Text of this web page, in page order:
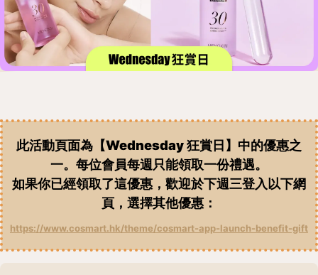
此活動頁面為【Wednesday 狂賞日】中的優惠之
一。每位會員每週只能領取一份禮遇。
如果你已經領取了這優惠，歡迎於下週三登入以下網
頁，選擇其他優惠 ：
https://www.cosmart.hk/theme/cosmart-app-launch-benefit-gift